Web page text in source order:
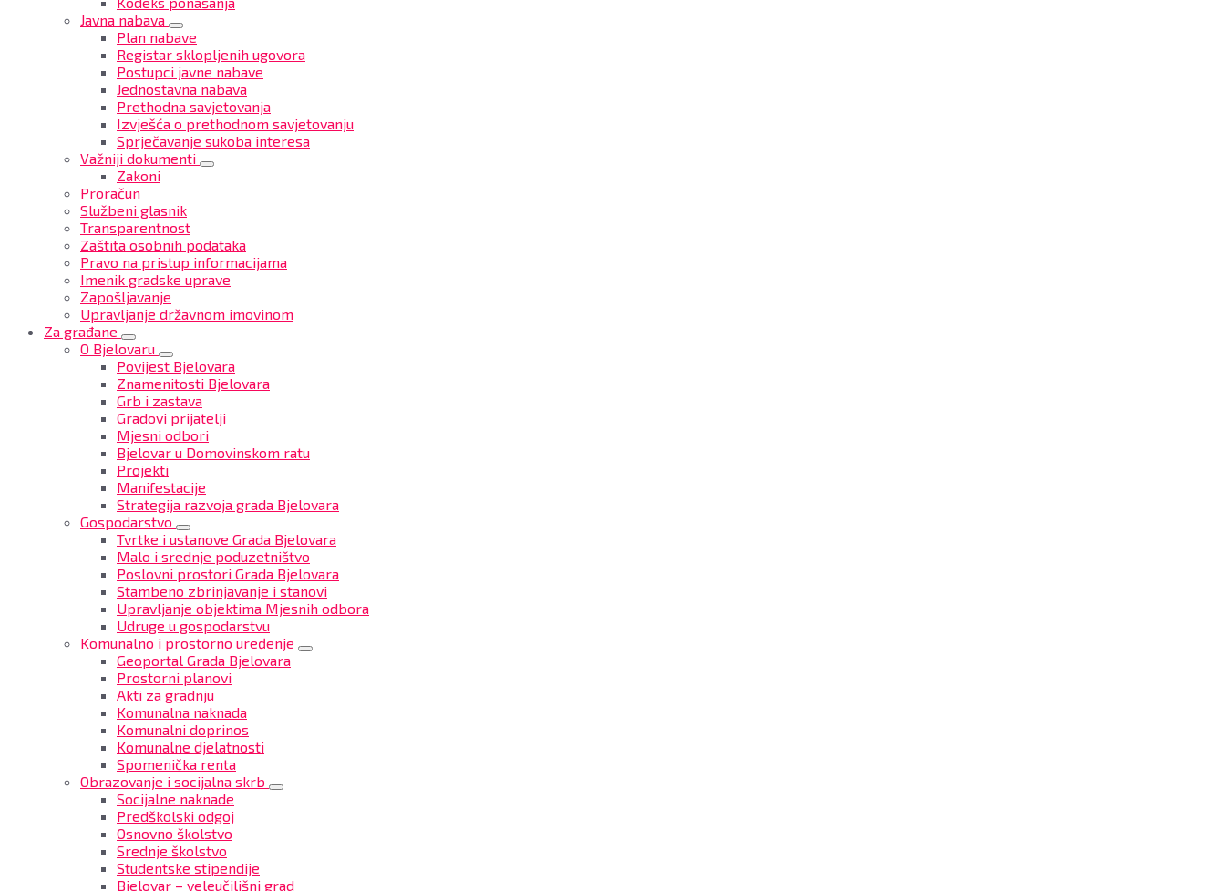
Javna nabava
Plan nabave
Registar sklopljenih ugovora
Postupci javne nabave
Jednostavna nabava
Prethodna savjetovanja
Izvješća o prethodnom savjetovanju
Sprječavanje sukoba interesa
Važniji dokumenti
Zakoni
Proračun
Službeni glasnik
Transparentnost
Zaštita osobnih podataka
Pravo na pristup informacijama
Imenik gradske uprave
Zapošljavanje
Upravljanje državnom imovinom
Za građane
O Bjelovaru
Povijest Bjelovara
Znamenitosti Bjelovara
Grb i zastava
Gradovi prijatelji
Mjesni odbori
Bjelovar u Domovinskom ratu
Projekti
Manifestacije
Strategija razvoja grada Bjelovara
Gospodarstvo
Tvrtke i ustanove Grada Bjelovara
Malo i srednje poduzetništvo
Poslovni prostori Grada Bjelovara
Stambeno zbrinjavanje i stanovi
Upravljanje objektima Mjesnih odbora
Udruge u gospodarstvu
Komunalno i prostorno uređenje
Geoportal Grada Bjelovara
Prostorni planovi
Akti za gradnju
Komunalna naknada
Komunalni doprinos
Komunalne djelatnosti
Spomenička renta
Obrazovanje i socijalna skrb
Socijalne naknade
Predškolski odgoj
Osnovno školstvo
Srednje školstvo
Studentske stipendije
Bjelovar – veleučilišni grad